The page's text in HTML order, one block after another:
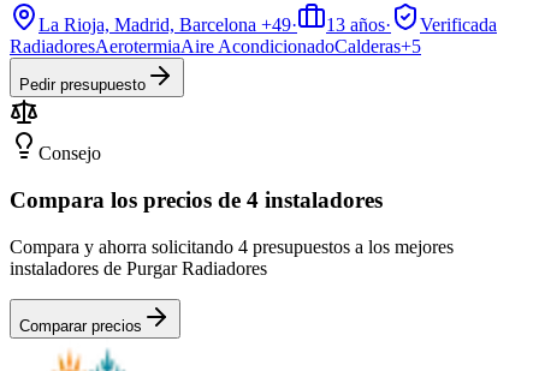
La Rioja, Madrid, Barcelona +49· 13 años·
Verificada
RadiadoresAerotermiaAire AcondicionadoCalderas+5
Pedir presupuesto
Consejo
Compara los precios de 4 instaladores
Compara y ahorra solicitando 4 presupuestos a los mejores
instaladores de Purgar Radiadores
Comparar precios